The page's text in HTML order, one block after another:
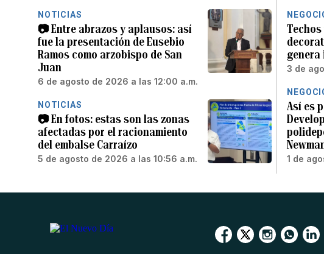
NOTICIAS
📷 Entre abrazos y aplausos: así
fue la presentación de Eusebio
Ramos como arzobispo de San
Juan
6 de agosto de 2026 a las 12:00 a.m.
NOTICIAS
📷 En fotos: estas son las zonas
afectadas por el racionamiento
del embalse Carraízo
5 de agosto de 2026 a las 10:56 a.m.
genera
3 de
Así es
1 de